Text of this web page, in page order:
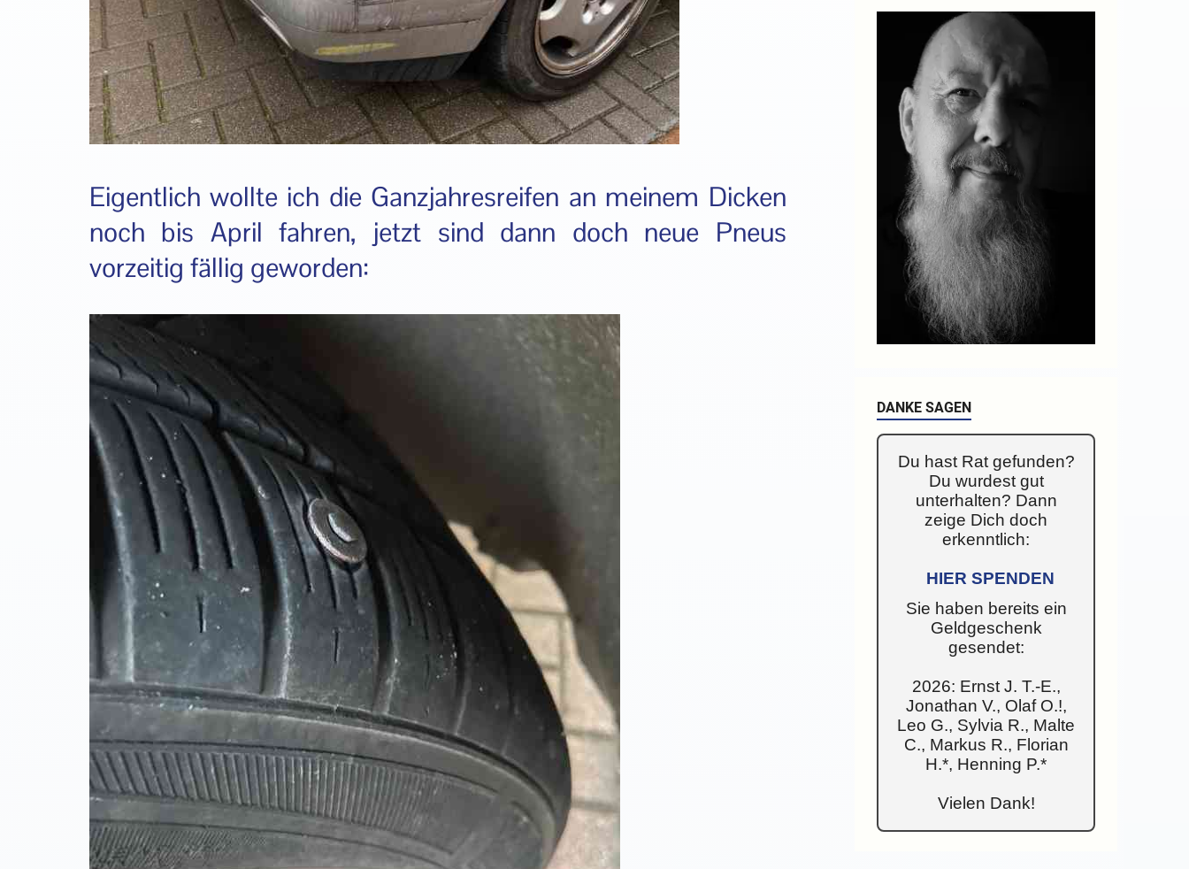
Eigentlich wollte ich die Ganzjahresreifen an meinem Dicken
noch bis April fahren, jetzt sind dann doch neue Pneus
vorzeitig fällig geworden:
DANKE SAGEN
Du hast Rat gefunden?
Du wurdest gut
unterhalten? Dann
zeige Dich doch
erkenntlich:
HIER SPENDEN
Sie haben bereits ein
Geldgeschenk
gesendet:
2026: Ernst J. T.-E.,
Jonathan V., Olaf O.!,
Leo G., Sylvia R., Malte
C., Markus R., Florian
H.*, Henning P.*
Vielen Dank!